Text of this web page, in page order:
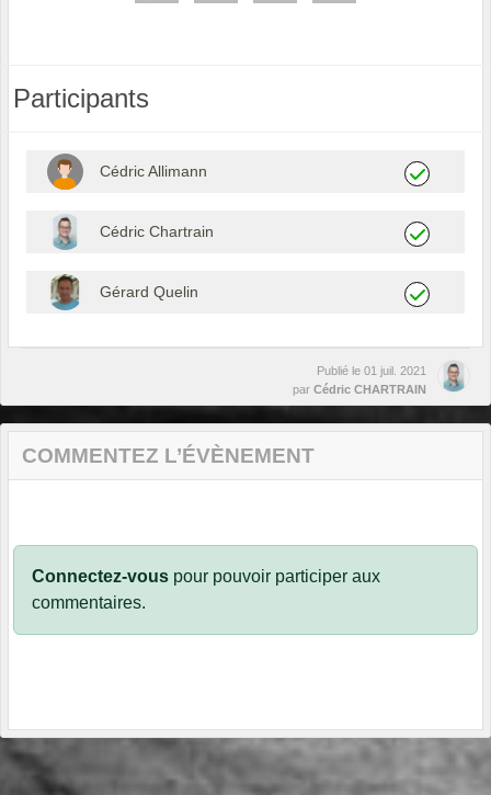
Participants
Cédric Allimann
Cédric Chartrain
Gérard Quelin
Publié le 01 juil. 2021
par Cédric CHARTRAIN
COMMENTEZ L’ÉVÈNEMENT
Connectez-vous pour pouvoir participer aux
commentaires.